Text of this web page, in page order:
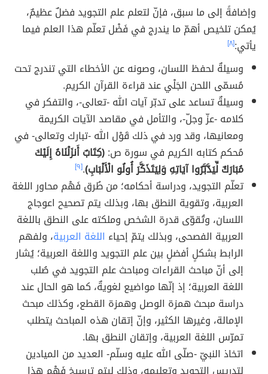
وإضافةً إلى ما سبق، فإنّ لتعلم علم التجويد فضلٌ عظيمٌ،
يُمكن تلخيص أهمّ ما يندرج في فَضْل تعلّم هذا العلم فيما
يأتي:[٨]
وسيلةٌ لحفظ اللسان، وصونه عن الأخطاء التي تندرج تحت
مُسمّى اللحن الجَلْي عند قراءة القرآن الكريم.
وسيلةٌ تساعد على تدبّر آيات الله -تعالى-، والتفكر في
كلامه -عزّ وجلّ-، والتأمل في مقاصد الآيات الكريمة
ومعانيها، وقد ورد في ذلك قَوْل الله -تبارك وتعالى- في
مُحكم كتابه الكريم في سورة ص:(كِتَابٌ أَنزَلْنَاهُ إِلَيْكَ
مُبَارَكٌ لِّيَدَّبَّرُوا آيَاتِهِ وَلِيَتَذَكَّرَ أُولُو الْأَلْبَابِ).[٩]
تعلّم التجويد، ودراسة أحكامه؛ من طُرق فَهْم محاور اللغة
العربية، وتقوية النطق بها، وبذلك يتم تصحيح اعوجاج
اللسان، وتُقوّى قدرة الشخص وملكته على النطق باللغة
العربية الفصحى، وبذلك يتمّ إحياء اللغة العربية، ولفهم
الرابط بشكلٍ أفضلٍ بين علم التجويد واللغة العربية؛ يُشار
إلى أنّ مباحث القراءات ومباحث علم التجويد في صُلب
اللغة العربية؛ إذ إنّها مواضيع لغويةٌ، كما هو الحال عند
دراسة مبحث همزة الوصل وهمزة القطع، وكذلك مبحث
الإمالة، وغيرها الكثير، وإنّ إتقان هذه المباحث يتطلب
تمرّس اللغة العربية، وإتقان النطق بها.
اتخاذ النبيّ -صلّى الله عليه وسلّم- العديد من الميادين